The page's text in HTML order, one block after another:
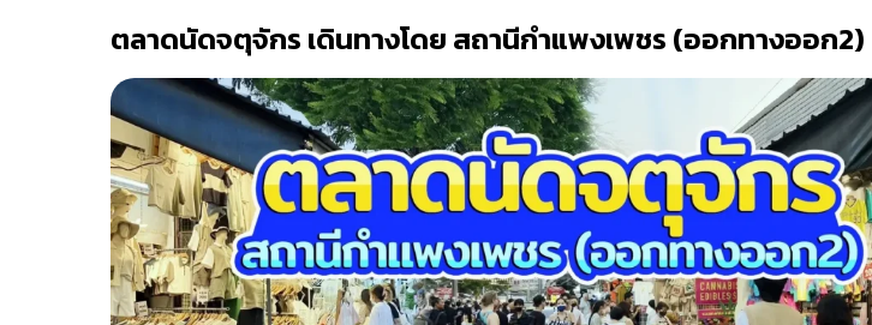
ตลาดนัดจตุจักร เดินทางโดย สถานีกำแพงเพชร (ออกทางออก2)